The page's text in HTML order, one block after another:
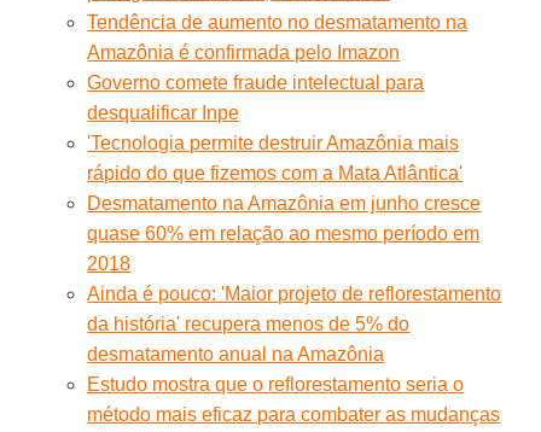
Tendência de aumento no desmatamento na
Amazônia é confirmada pelo Imazon
Governo comete fraude intelectual para
desqualificar Inpe
'Tecnologia permite destruir Amazônia mais
rápido do que fizemos com a Mata Atlântica'
Desmatamento na Amazônia em junho cresce
quase 60% em relação ao mesmo período em
2018
Ainda é pouco: 'Maior projeto de reflorestamento
da história' recupera menos de 5% do
desmatamento anual na Amazônia
Estudo mostra que o reflorestamento seria o
método mais eficaz para combater as mudanças